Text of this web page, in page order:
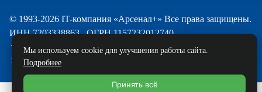
© 1993-2026 IT-компания «Арсенал+» Все права защищены.
ИНН 7203338863 , ОГРН 1157232012740
Техническая поддержка
и развитие — ECHO
Мы используем cookie для улучшения работы сайта.
Подробнее
Принять всё